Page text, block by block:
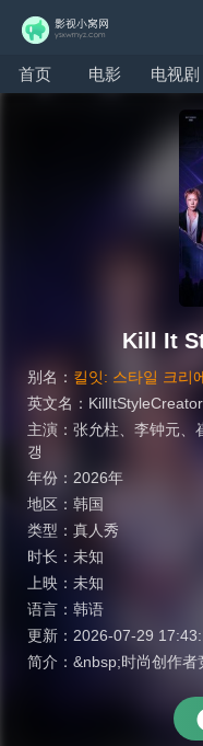
首页 电影 电视剧
Kill It
别名： 킬잇: 스타일 크리
英文名：
主演： 张允柱 李钟元
갱
年份： 2026年
地区： 韩国
类型： 真人秀
时长： 未知
上映： 未知
语言： 韩语
更新： 2026-07-29
简介： &nbsp;时尚创作者